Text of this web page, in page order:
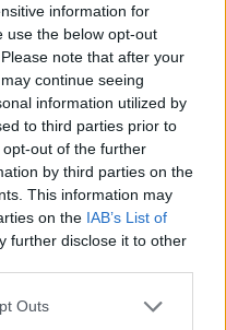
information for
use the below opt-out
note that after your
continue seeing
information utilized by
to third parties prior to
out of the further
by third parties on the
This information may
on the IAB’s List of
further disclose it to other
one or more Google
Outs
kategóriájában
és hasznos
színben (fehér, fekete,
forintért vásárolható
6i
modellje, ezért